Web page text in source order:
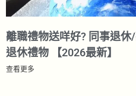
離職禮物送咩好? 同事退
退休禮物 【2026最新】
查看更多